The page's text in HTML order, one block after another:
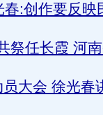
:创作要反映
祭任长霞 河
大会 徐光春